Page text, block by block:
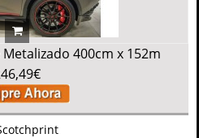
400cm x 152m